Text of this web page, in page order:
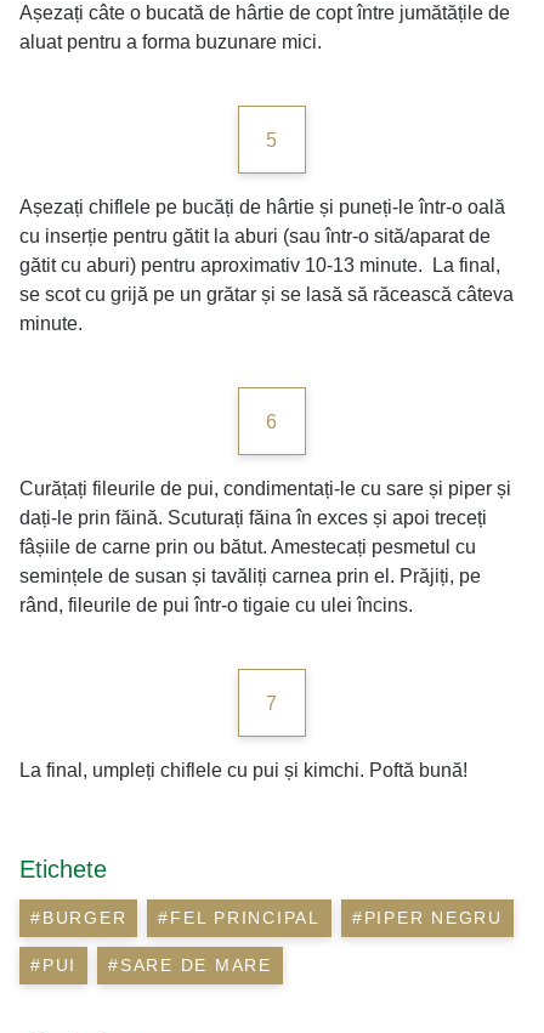
Așezați câte o bucată de hârtie de copt între jumătățile de
aluat pentru a forma buzunare mici.
5
Așezați chiflele pe bucăți de hârtie și puneți-le într-o oală
cu inserție pentru gătit la aburi (sau într-o sită/aparat de
gătit cu aburi) pentru aproximativ 10-13 minute. La final,
se scot cu grijă pe un grătar și se lasă să răcească câteva
minute.
6
Curățați fileurile de pui, condimentați-le cu sare și piper și
dați-le prin făină. Scuturați făina în exces și apoi treceți
fâșiile de carne prin ou bătut. Amestecați pesmetul cu
semințele de susan și tavăliți carnea prin el. Prăjiți, pe
rând, fileurile de pui într-o tigaie cu ulei încins.
7
La final, umpleți chiflele cu pui și kimchi. Poftă bună!
Etichete
#BURGER #FEL PRINCIPAL #PIPER NEGRU
#PUI #SARE DE MARE